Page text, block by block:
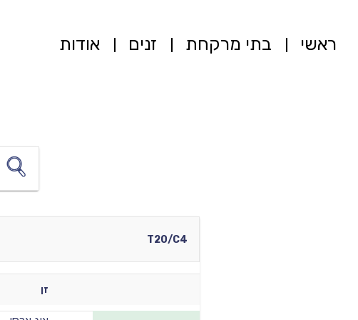
ראשי בתי מרקחת זנים אודות
T20/C4
זן